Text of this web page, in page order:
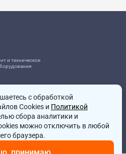
и техническое
Победы, д.204в
с обработкой
Cookies и Политикой
сбора аналитики и
можно отключить в любой
браузера.